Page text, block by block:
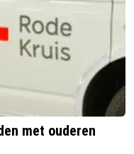
met ouderen